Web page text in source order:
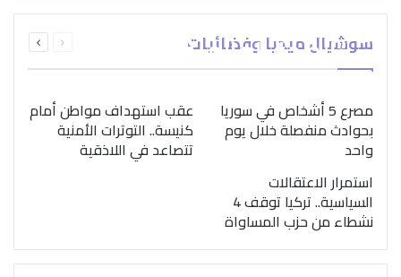
سوشيال ميديا وفضائيات الصفحةالصفحة
بمناسبة اليوم الدولي..
“الصحة العالمية” تؤكد
ضرورة اتباع نهج متكامل
لمواجهة إدمان المخدرات
مصرع 5 أشخاص في سوريا
بحوادث منفصلة خلال يوم
واحد
عقب استهداف مواطن أمام
كنيسة.. التوترات الأمنية
تتصاعد في اللاذقية
استمرار الاعتقالات
السياسية.. تركيا توقف 4
نشطاء من حزب المساواة